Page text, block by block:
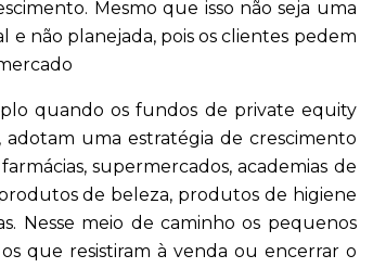
Mesmo que isso não seja uma
não planejada, pois os clientes pedem
quando os fundos de private equity
adotam uma estratégia de crescimento
supermercados, academias de
de beleza, produtos de higiene
Nesse meio de caminho os pequenos
que resistiram à venda ou encerrar o